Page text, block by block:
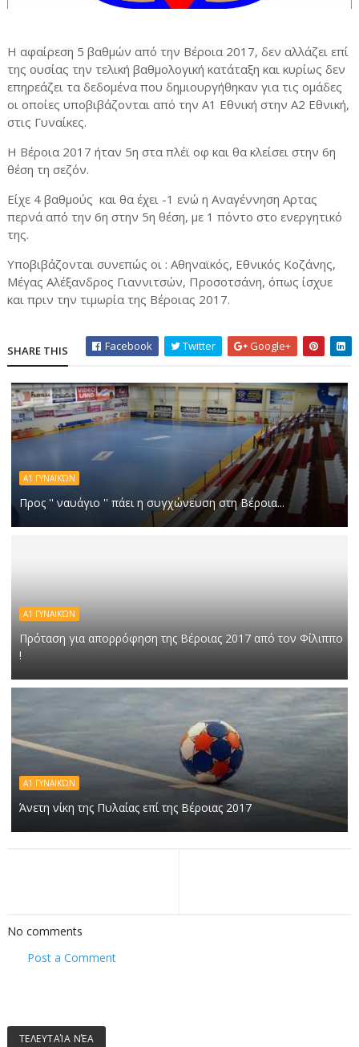
Η αφαίρεση 5 βαθμών από την Βέροια 2017, δεν αλλάζει επί
της ουσίας την τελική βαθμολογική κατάταξη και κυρίως δεν
επηρεάζει τα δεδομένα που δημιουργήθηκαν για τις ομάδες
οι οποίες υποβιβάζονται από την Α1 Εθνική στην Α2 Εθνική,
στις Γυναίκες.
Η Βέροια 2017 ήταν 5η στα πλέϊ οφ και θα κλείσει στην 6η
θέση τη σεζόν.
Είχε 4 βαθμούς και θα έχει -1 ενώ η Αναγέννηση Αρτας
περνά από την 6η στην 5η θέση, με 1 πόντο στο ενεργητικό
της.
Υποβιβάζονται συνεπώς οι : Αθηναϊκός, Εθνικός Κοζάνης,
Μέγας Αλέξανδρος Γιαννιτσών, Προσοτσάνη, όπως ίσχυε
και πριν την τιμωρία της Βέροιας 2017.
SHARE THIS Facebook Twitter Google+
Α1 ΓΥΝΑΙΚΏΝ
Προς '' ναυάγιο '' πάει η συγχώνευση στη Βέροια...
Α1 ΓΥΝΑΙΚΏΝ
Πρόταση για απορρόφηση της Βέροιας 2017 από τον Φίλιππο
!
Α1 ΓΥΝΑΙΚΏΝ
Άνετη νίκη της Πυλαίας επί της Βέροιας 2017
No comments
Post a Comment
ΤΕΛΕΥΤΑΊΑ ΝΈΑ